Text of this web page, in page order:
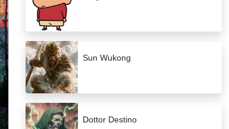
Sun Wukong
Dottor Destino